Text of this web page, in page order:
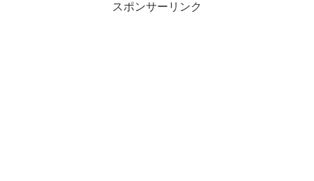
スポンサーリンク